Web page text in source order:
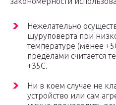
Нежелательно
шуруповерта при
температуре (менее
пределами считается
+35С.
Ни в коем случае не
устройство или сам